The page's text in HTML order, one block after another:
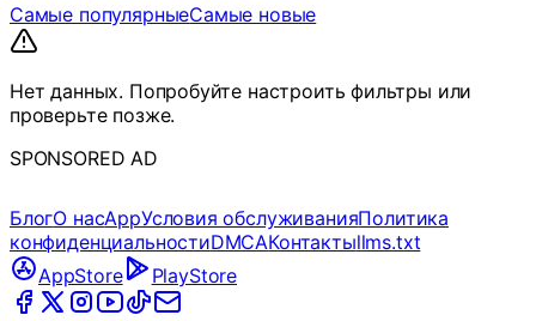
Самые популярныеСамые новые
Нет данных. Попробуйте настроить фильтры или
проверьте позже.
SPONSORED AD
БлогО насAppУсловия обслуживанияПолитика
конфиденциальностиDMCAКонтактыllms.txt
AppStore
PlayStore